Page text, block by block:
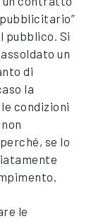
pubblico. Si
un
di
la
condizioni
se lo
le